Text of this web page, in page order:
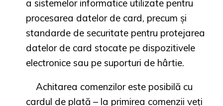
a sistemelor informatice utilizate pentru
procesarea datelor de card, precum și
standarde de securitate pentru protejarea
datelor de card stocate pe dispozitivele
electronice sau pe suporturi de hârtie.
Achitarea comenzilor este posibilă cu
cardul de plată – la primirea comenzii veți